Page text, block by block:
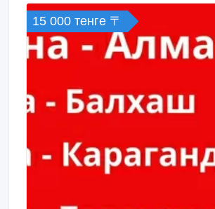
машине.
15 000 тенге 〒